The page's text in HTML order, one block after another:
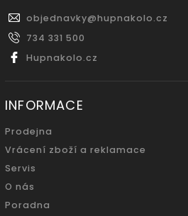
objednavky@hupnakolo.cz
734 331 500
Hupnakolo.cz
INFORMACE
Prodejna
Vrácení zboží a reklamace
Servis
O nás
Poradna